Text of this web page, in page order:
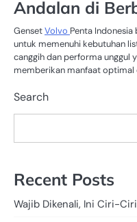
Andalan di
GensetVolvo Penta
untuk memenuhi kebutuhan
canggih dan performa unggul
memberikan manfaat
Search
Recent Posts
Wajib Dikenali, Ini Ciri-